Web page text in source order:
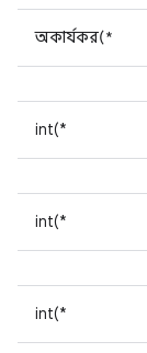
অকার্যকর(*
int(*
int(*
int(*